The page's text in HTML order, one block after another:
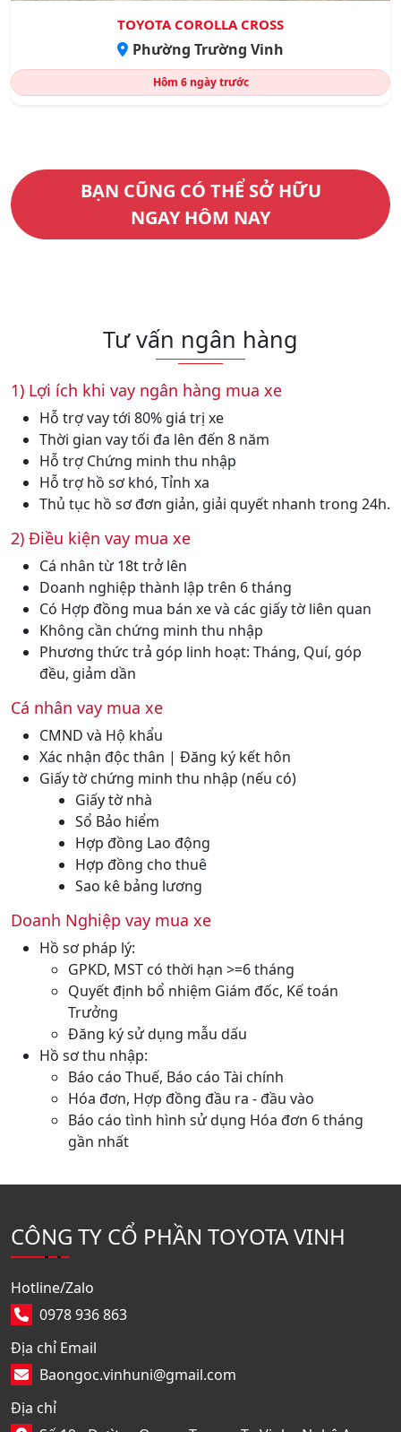
TOYOTA COROLLA CROSS
Phường Trường Vinh
Hôm 6 ngày trước
BẠN CŨNG CÓ THỂ SỞ HỮU
NGAY HÔM NAY
Tư vấn ngân hàng
1) Lợi ích khi vay ngân hàng mua xe
Hỗ trợ vay tới 80% giá trị xe
Thời gian vay tối đa lên đến 8 năm
Hỗ trợ Chứng minh thu nhập
Hỗ trợ hồ sơ khó, Tỉnh xa
Thủ tục hồ sơ đơn giản, giải quyết nhanh trong 24h.
2) Điều kiện vay mua xe
Cá nhân từ 18t trở lên
Doanh nghiệp thành lập trên 6 tháng
Có Hợp đồng mua bán xe và các giấy tờ liên quan
Không cần chứng minh thu nhập
Phương thức trả góp linh hoạt: Tháng, Quí, góp
đều, giảm dần
Cá nhân vay mua xe
CMND và Hộ khẩu
Xác nhận độc thân | Đăng ký kết hôn
Giấy tờ chứng minh thu nhập (nếu có)
Giấy tờ nhà
Sổ Bảo hiểm
Hợp đồng Lao động
Hợp đồng cho thuê
Sao kê bảng lương
Doanh Nghiệp vay mua xe
Hồ sơ pháp lý:
GPKD, MST có thời hạn >=6 tháng
Quyết định bổ nhiệm Giám đốc, Kế toán
Trưởng
Đăng ký sử dụng mẫu dấu
Hồ sơ thu nhập:
Báo cáo Thuế, Báo cáo Tài chính
Hóa đơn, Hợp đồng đầu ra - đầu vào
Báo cáo tình hình sử dụng Hóa đơn 6 tháng
gần nhất
CÔNG TY CỔ PHẦN TOYOTA VINH
Hotline/Zalo
0978 936 863
Địa chỉ Email
Baongoc.vinhuni@gmail.com
Địa chỉ